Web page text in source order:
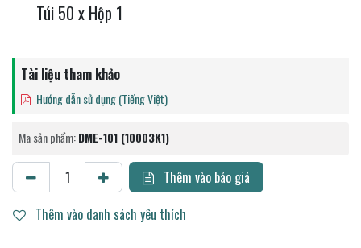
Túi 50 x Hộp 1
Tài liệu tham khảo
Hướng dẫn sử dụng (Tiếng Việt)
Mã sản phẩm:DME-101 (10003K1)
Thêm vào báo giá
Thêm vào danh sách yêu thích